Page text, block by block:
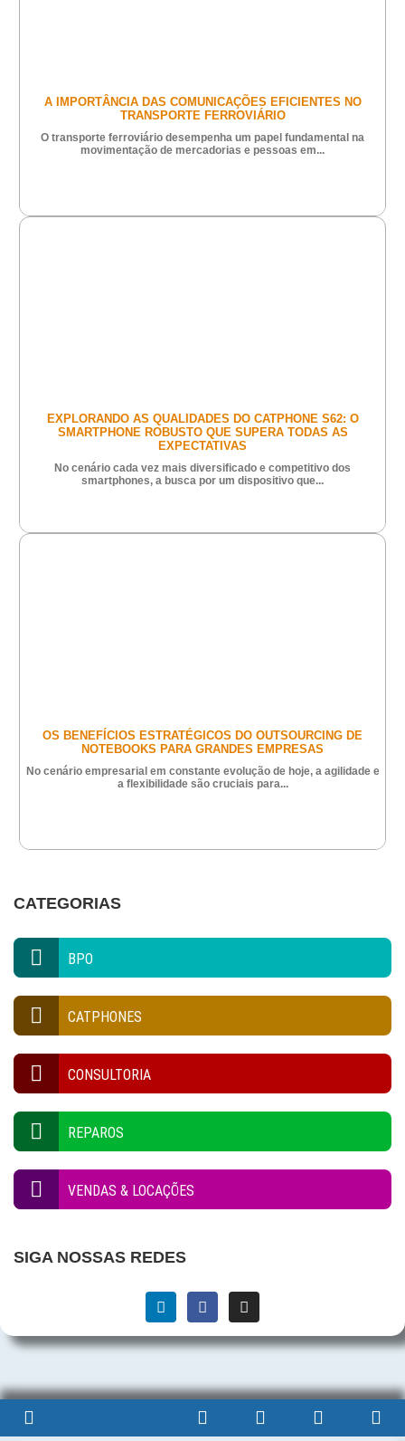
A IMPORTÂNCIA DAS COMUNICAÇÕES EFICIENTES NO
TRANSPORTE FERROVIÁRIO
O transporte ferroviário desempenha um papel fundamental na
movimentação de mercadorias e pessoas em...
EXPLORANDO AS QUALIDADES DO CATPHONE S62: O
SMARTPHONE ROBUSTO QUE SUPERA TODAS AS
EXPECTATIVAS
No cenário cada vez mais diversificado e competitivo dos
smartphones, a busca por um dispositivo que...
OS BENEFÍCIOS ESTRATÉGICOS DO OUTSOURCING DE
NOTEBOOKS PARA GRANDES EMPRESAS
No cenário empresarial em constante evolução de hoje, a agilidade e
a flexibilidade são cruciais para...
CATEGORIAS
BPO
CATPHONES
CONSULTORIA
REPAROS
VENDAS & LOCAÇÕES
SIGA NOSSAS REDES